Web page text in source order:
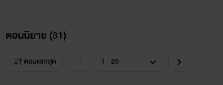
“เอ่อ ขย่มยังไงครับ รักทำไม่เป็น”
ตอนนิยาย (31)
ตอนแรกสุด